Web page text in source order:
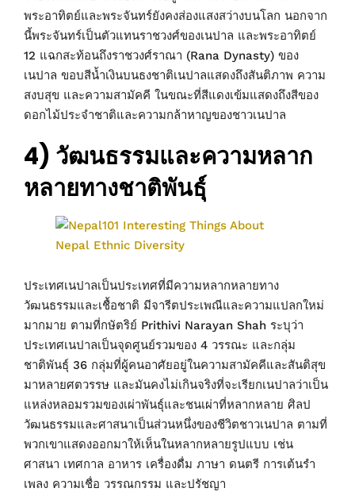
พระอาทิตย์และพระจันทร์ยังคงส่องแสงสว่างบนโลก นอกจาก
นี้พระจันทร์เป็นตัวแทนราชวงศ์ของเนปาล และพระอาทิตย์
12 แฉกสะท้อนถึงราชวงศ์ราณา (Rana Dynasty) ของ
เนปาล ขอบสีน้ำเงินบนธงชาติเนปาลแสดงถึงสันติภาพ ความ
สงบสุข และความสามัคคี ในขณะที่สีแดงเข้มแสดงถึงสีของ
ดอกไม้ประจำชาติและความกล้าหาญของชาวเนปาล
4) วัฒนธรรมและความหลาก
หลายทางชาติพันธุ์
ประเทศเนปาลเป็นประเทศที่มีความหลากหลายทาง
วัฒนธรรมและเชื้อชาติ มีจารีตประเพณีและความแปลกใหม่
มากมาย ตามที่กษัตริย์ Prithivi Narayan Shah ระบุว่า
ประเทศเนปาลเป็นจุดศูนย์รวมของ 4 วรรณะ และกลุ่ม
ชาติพันธุ์ 36 กลุ่มที่ผู้คนอาศัยอยู่ในความสามัคคีและสันติสุข
มาหลายศตวรรษ และมันคงไม่เกินจริงที่จะเรียกเนปาลว่าเป็น
แหล่งหลอมรวมของเผ่าพันธุ์และชนเผ่าที่หลากหลาย ศิลป
วัฒนธรรมและศาสนาเป็นส่วนหนึ่งของชีวิตชาวเนปาล ตามที่
พวกเขาแสดงออกมาให้เห็นในหลากหลายรูปแบบ เช่น
ศาสนา เทศกาล อาหาร เครื่องดื่ม ภาษา ดนตรี การเต้นรำ
เพลง ความเชื่อ วรรณกรรม และปรัชญา